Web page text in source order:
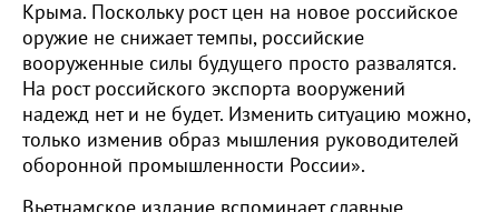
Крыма. Поскольку рост цен на новое российское
оружие не снижает темпы, ​​российские
вооруженные силы будущего просто развалятся.
На рост российского экспорта вооружений
надежд нет и не будет. Изменить ситуацию можно,
только изменив образ мышления руководителей
оборонной промышленности России».